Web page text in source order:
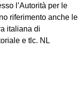
l’Autorità per le
riferimento anche le
italiana di
e tlc. NL